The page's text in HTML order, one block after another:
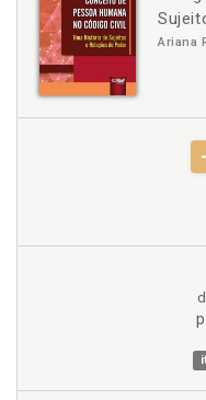
Ariana